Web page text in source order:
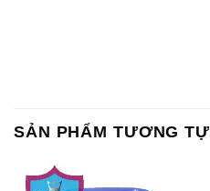
SẢN PHẨM TƯƠNG TỰ